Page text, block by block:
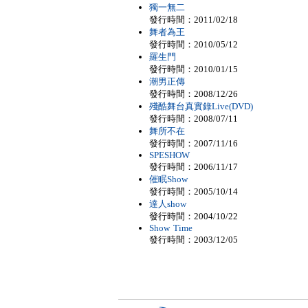
獨一無二
發行時間：2011/02/18
舞者為王
發行時間：2010/05/12
羅生門
發行時間：2010/01/15
潮男正傳
發行時間：2008/12/26
殘酷舞台真實錄Live(DVD)
發行時間：2008/07/11
舞所不在
發行時間：2007/11/16
SPESHOW
發行時間：2006/11/17
催眠Show
發行時間：2005/10/14
達人show
發行時間：2004/10/22
Show Time
發行時間：2003/12/05